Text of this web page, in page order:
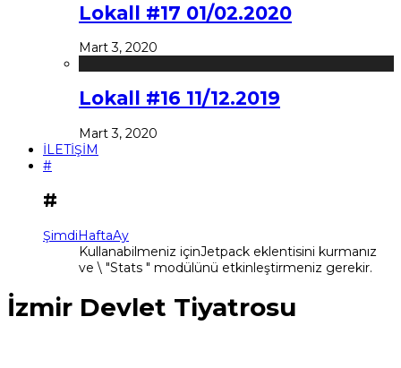
Lokall #17 01/02.2020
Mart 3, 2020
Lokall #16 11/12.2019
Mart 3, 2020
İLETİŞİM
#
#
ŞimdiHaftaAy
Kullanabilmeniz içinJetpack eklentisini kurmanız
ve \ "Stats " modülünü etkinleştirmeniz gerekir.
İzmir Devlet Tiyatrosu